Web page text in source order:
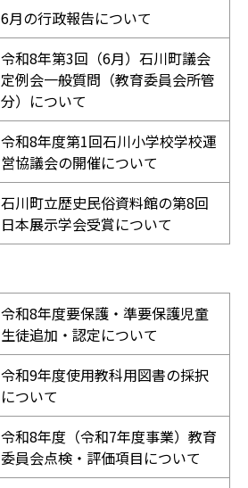
6月の行政報告について
令和8年第3回（6月）石川町議会
定例会一般質問（教育委員会所管
分）について
令和8年度第1回石川小学校学校運
営協議会の開催について
石川町立歴史民俗資料館の第8回
日本展示学会受賞について
令和8年度要保護・準要保護児童
生徒追加・認定について
令和9年度使用教科用図書の採択
について
令和8年度（令和7年度事業）教育
委員会点検・評価項目について